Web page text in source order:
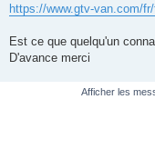
https://www.gtv-van.com/
Est ce que quelqu'un
D'avance merci
Afficher les